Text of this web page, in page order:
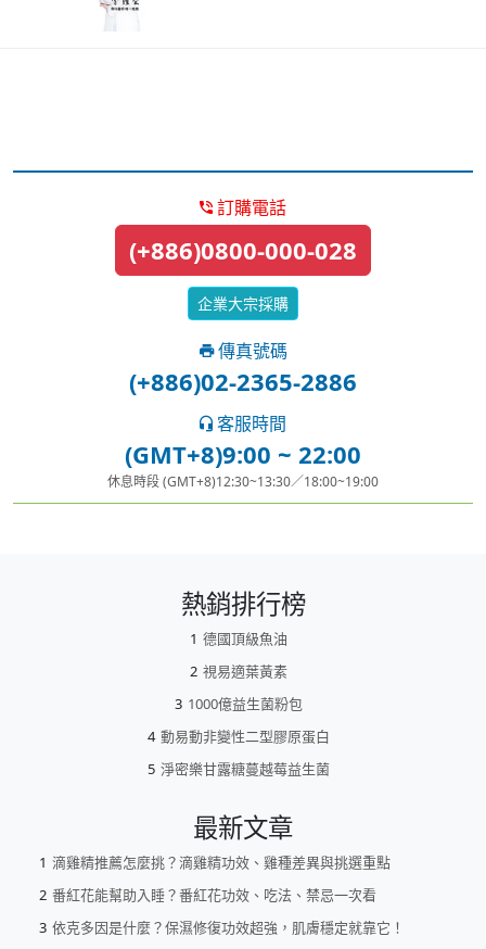
訂購電話
(+886)0800-000-028
企業大宗採購
傳真號碼
(+886)02-2365-2886
客服時間
(GMT+8)9:00 ~ 22:00
休息時段 (GMT+8)12:30~13:30／18:00~19:00
熱銷排行榜
德國頂級魚油
視易適葉黃素
1000億益生菌粉包
動易動非變性二型膠原蛋白
淨密樂甘露糖蔓越莓益生菌
最新文章
滴雞精推薦怎麼挑？滴雞精功效、雞種差異與挑選重點
番紅花能幫助入睡？番紅花功效、吃法、禁忌一次看
依克多因是什麼？保濕修復功效超強，肌膚穩定就靠它！